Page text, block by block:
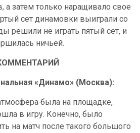
а затем только наращивало свое
сет динамовки выиграли со
решили не играть пятый сет, и
ничьей.
«Динамо» (Москва):
была на площадке,
в игру. Конечно, было
на матч после такого большого